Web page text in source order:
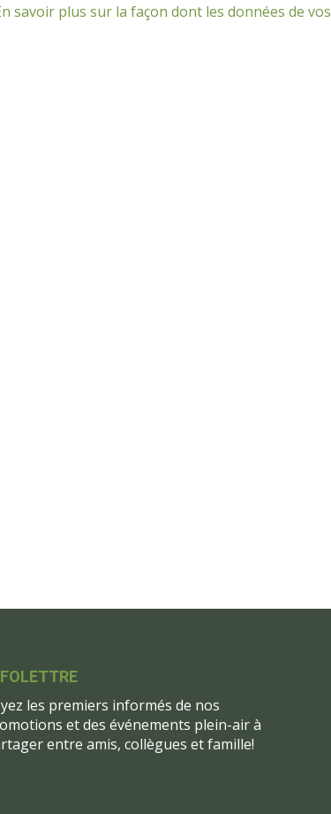
savoir plus sur la façon dont les données de vos
les premiers informés de nos
et des événements plein-air à
entre amis, collègues et famille!